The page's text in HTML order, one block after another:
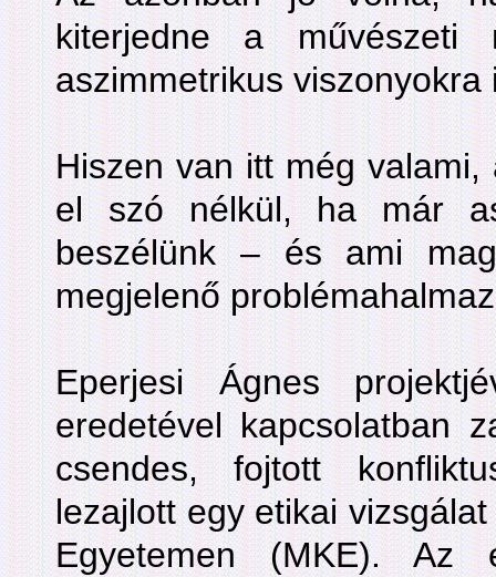
kiterjedne a művészeti
aszimmetrikus viszonyokra
Hiszen van itt még
el szó nélkül, ha már
beszélünk – és ami
megjelenő
Eperjesi Ágnes
eredetével kapcsolatban
csendes, fojtott
lezajlott egy etikai
Egyetemen (MKE).